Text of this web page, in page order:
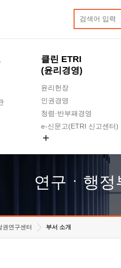
클린 ETRI
(윤리경영)
윤리헌장
인권경영
청렴·반부패경영
e-신문고(ETRI 신고센터)
고객의소리
수의계약 현황
연구ㆍ행정
권연구센터 부서 소개